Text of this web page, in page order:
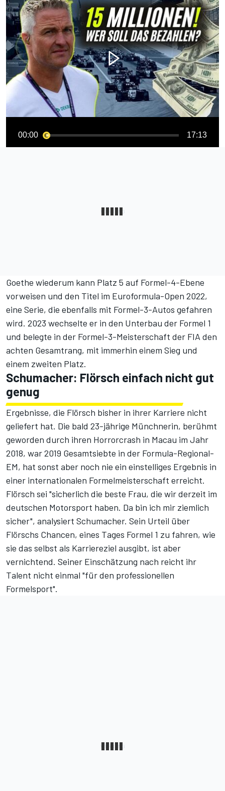
00:00 17:13
Goethe wiederum kann Platz 5 auf Formel-4-Ebene
vorweisen und den Titel im Euroformula-Open 2022,
eine Serie, die ebenfalls mit Formel-3-Autos gefahren
wird. 2023 wechselte er in den Unterbau der Formel 1
und belegte in der Formel-3-Meisterschaft der FIA den
achten Gesamtrang, mit immerhin einem Sieg und
einem zweiten Platz.
Schumacher: Flörsch einfach nicht gut
genug
Ergebnisse, die Flörsch bisher in ihrer Karriere nicht
geliefert hat. Die bald 23-jährige Münchnerin, berühmt
geworden durch ihren Horrorcrash in Macau im Jahr
2018, war 2019 Gesamtsiebte in der Formula-Regional-
EM, hat sonst aber noch nie ein einstelliges Ergebnis in
einer internationalen Formelmeisterschaft erreicht.
Flörsch sei "sicherlich die beste Frau, die wir derzeit im
deutschen Motorsport haben. Da bin ich mir ziemlich
sicher", analysiert Schumacher. Sein Urteil über
Flörschs Chancen, eines Tages Formel 1 zu fahren, wie
sie das selbst als Karriereziel ausgibt, ist aber
vernichtend. Seiner Einschätzung nach reicht ihr
Talent nicht einmal "für den professionellen
Formelsport".